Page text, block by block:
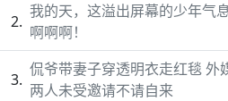
我的天，这溢出屏幕的少年气
啊啊啊！
侃爷带妻子穿透明衣走红毯 外
两人未受邀请不请自来